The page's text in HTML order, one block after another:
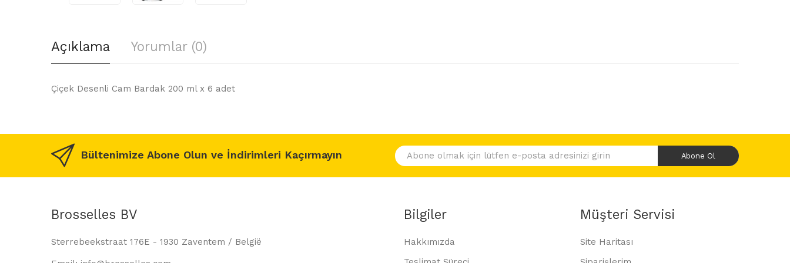
Açıklama Yorumlar (0)
Çiçek Desenli Cam Bardak 200 ml x 6 adet
Bültenimize Abone Olun ve İndirimleri Kaçırmayın Abone Ol
Brosselles BV
Sterrebeekstraat 176E - 1930 Zaventem / België
Bilgiler
Hakkımızda
Müşteri Servisi
Site Haritası